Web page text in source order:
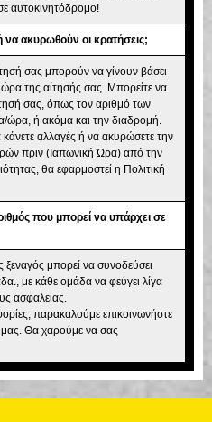
αυτοκινητόδρομο!
ακυρωθούν οι κρατήσεις;
σας μπορούν να γίνουν βάσει
ώρα της αίτησής σας. Μπορείτε να
σας, όπως τον αριθμό των
ώρα, ή ακόμα και την διαδρομή.
αλλαγές ή να ακυρώσετε την
πριν (Ιαπωνική Ώρα) από την
θα εφαρμοστεί η Πολιτική
που μπορεί να υπάρχει σε
μπορεί να συνοδεύσει
με κάθε ομάδα να φεύγει λίγα
ασφαλείας.
παρακαλούμε επικοινωνήστε
Θα χαρούμε να σας